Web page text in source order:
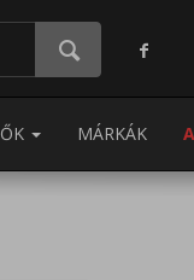
MÁRKÁK